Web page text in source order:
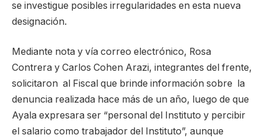
se investigue posibles irregularidades en esta nueva
designación.
Mediante nota y vía correo electrónico, Rosa
Contrera y Carlos Cohen Arazi, integrantes del frente,
solicitaron al Fiscal que brinde información sobre la
denuncia realizada hace más de un año, luego de que
Ayala expresara ser “personal del Instituto y percibir
el salario como trabajador del Instituto”, aunque